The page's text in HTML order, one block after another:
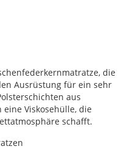
die
Ausrüstung für ein sehr
aus
Viskosehülle, die
schafft.